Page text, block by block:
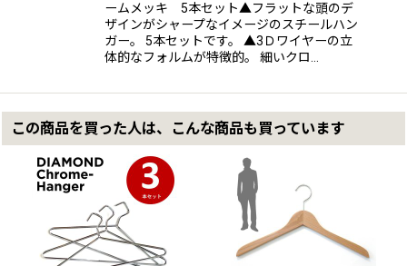
ームメッキ 5本セット▲フラットな頭のデ
ザインがシャープなイメージのスチールハン
ガー。 5本セットです。 ▲3Ｄワイヤーの立
体的なフォルムが特徴的。 細いクロ…
この商品を買った人は、こんな商品も買っています